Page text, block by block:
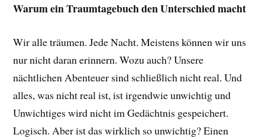
Warum ein Traumtagebuch den Unterschied macht
Wir alle träumen. Jede Nacht. Meistens können wir uns
nur nicht daran erinnern. Wozu auch? Unsere
nächtlichen Abenteuer sind schließlich nicht real. Und
alles, was nicht real ist, ist irgendwie unwichtig und
Unwichtiges wird nicht im Gedächtnis gespeichert.
Logisch. Aber ist das wirklich so unwichtig? Einen